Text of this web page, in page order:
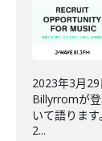
2023年3月
Billyrromが
いて語りま
2...